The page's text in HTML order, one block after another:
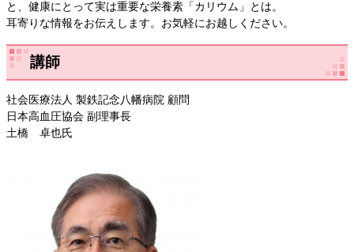
と、健康にとって実は重要な栄養素「カリウム」とは。
耳寄りな情報をお伝えします。お気軽にお越しください。
講師
社会医療法人 製鉄記念八幡病院 顧問
日本高血圧協会 副理事長
土橋 卓也氏